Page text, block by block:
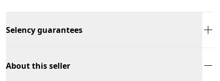
Selency guarantees
About this seller